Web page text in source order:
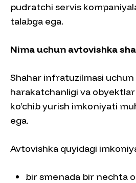
pudratchi servis
talabga ega.
Nima uchun avtovishka
Shahar infratuzilmasi
harakatchanligi va obyektlar
ko‘chib yurish imkoniyati
ega.
Avtovishka quyidagi
bir smenada bir nechta